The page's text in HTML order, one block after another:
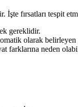
İşte fırsatları tespit
gereklidir.
olarak belirleyen
farklarına neden